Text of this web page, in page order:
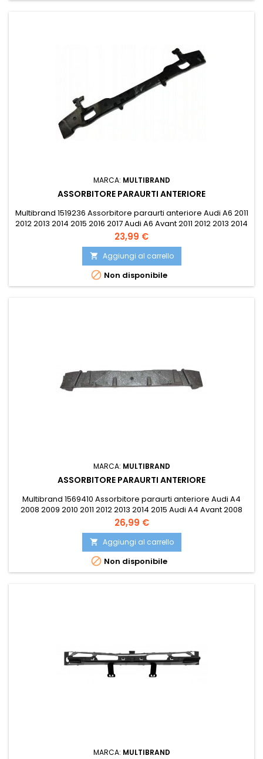
MARCA: MULTIBRAND
ASSORBITORE PARAURTI ANTERIORE
Multibrand 1519236 Assorbitore paraurti anteriore Audi A6 2011
2012 2013 2014 2015 2016 2017 Audi A6 Avant 2011 2012 2013 2014
2015 2016 2017 Compatibile con: OE 4G0807550J PRASCO
AD0381602
Prezzo
23,99 €
 Aggiungi al carrello
 Non disponibile
MARCA: MULTIBRAND
ASSORBITORE PARAURTI ANTERIORE
Multibrand 1569410 Assorbitore paraurti anteriore Audi A4
2008 2009 2010 2011 2012 2013 2014 2015 Audi A4 Avant 2008
2009 2010 2011 2012 2013 2014 Compatibile con: OE 8K0807550
PRASCO AD0241612
Prezzo
26,99 €
 Aggiungi al carrello
 Non disponibile
MARCA: MULTIBRAND